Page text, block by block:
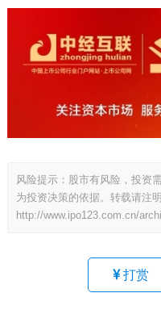
风险提示：股市有风险，投资
为投资决策的依据。转载请注
http://www.ipo123.com.cn/
打赏